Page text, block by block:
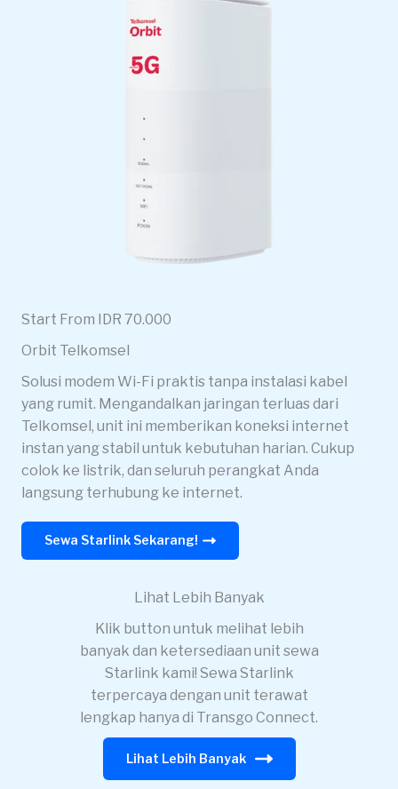
Start From IDR 70.000
Orbit Telkomsel
Solusi modem Wi-Fi praktis tanpa instalasi kabel
yang rumit. Mengandalkan jaringan terluas dari
Telkomsel, unit ini memberikan koneksi internet
instan yang stabil untuk kebutuhan harian. Cukup
colok ke listrik, dan seluruh perangkat Anda
langsung terhubung ke internet.
Sewa Starlink Sekarang!
Lihat Lebih Banyak
Klik button untuk melihat lebih
banyak dan ketersediaan unit sewa
Starlink kami! Sewa Starlink
terpercaya dengan unit terawat
lengkap hanya di Transgo Connect.
Lihat Lebih Banyak